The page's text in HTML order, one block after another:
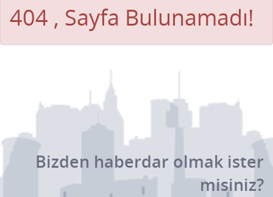
404 , Sayfa Bulunamadı!
Bizden haberdar olmak ister
misiniz?